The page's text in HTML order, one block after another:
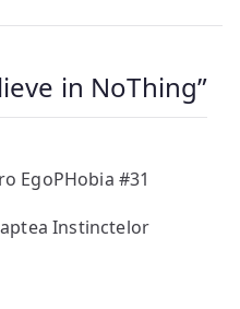
in NoThing”
EgoPHobia #31
Instinctelor